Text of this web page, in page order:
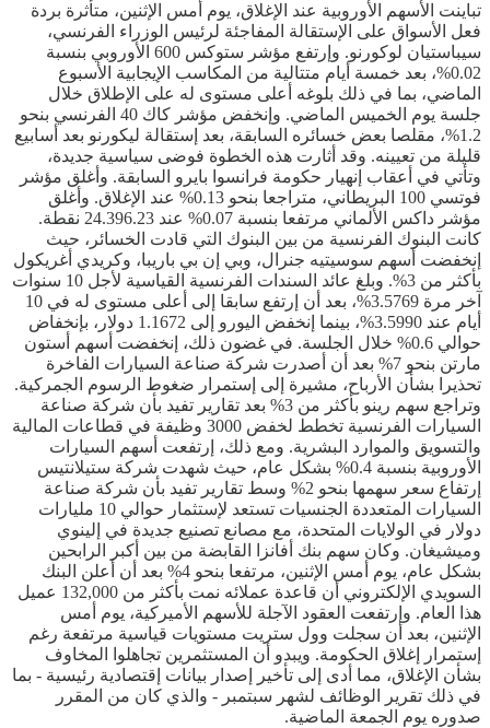
تباينت الأسهم الأوروبية عند الإغلاق، يوم أمس الإثنين، متأثرة بردة
فعل الأسواق على الإستقالة المفاجئة لرئيس الوزراء الفرنسي،
سيباستيان لوكورنو. وإرتفع مؤشر ستوكس 600 الأوروبي بنسبة
0.02%، بعد خمسة أيام متتالية من المكاسب الإيجابية الأسبوع
الماضي، بما في ذلك بلوغه أعلى مستوى له على الإطلاق خلال
جلسة يوم الخميس الماضي. وإنخفض مؤشر كاك 40 الفرنسي بنحو
1.2%، مقلصا بعض خسائره السابقة، بعد إستقالة ليكورنو بعد أسابيع
قليلة من تعيينه. وقد أثارت هذه الخطوة فوضى سياسية جديدة،
وتأتي في أعقاب إنهيار حكومة فرانسوا بايرو السابقة. وأغلق مؤشر
فوتسي 100 البريطاني، متراجعا بنحو 0.13% عند الإغلاق. وأغلق
مؤشر داكس الألماني مرتفعا بنسبة 0.07% عند 24.396.23 نقطة.
كانت البنوك الفرنسية من بين البنوك التي قادت الخسائر، حيث
إنخفضت أسهم سوسيتيه جنرال، وبي إن بي باريبا، وكريدي أغريكول
بأكثر من 3%. وبلغ عائد السندات الفرنسية القياسية لأجل 10 سنوات
آخر مرة 3.5769%، بعد أن إرتفع سابقا إلى أعلى مستوى له في 10
أيام عند 3.5990%، بينما إنخفض اليورو إلى 1.1672 دولار، بإنخفاض
حوالي 0.6% خلال الجلسة. في غضون ذلك، إنخفضت أسهم أستون
مارتن بنحو 7% بعد أن أصدرت شركة صناعة السيارات الفاخرة
تحذيرا بشأن الأرباح، مشيرة إلى إستمرار ضغوط الرسوم الجمركية.
وتراجع سهم رينو بأكثر من 3% بعد تقارير تفيد بأن شركة صناعة
السيارات الفرنسية تخطط لخفض 3000 وظيفة في قطاعات المالية
والتسويق والموارد البشرية. ومع ذلك، إرتفعت أسهم السيارات
الأوروبية بنسبة 0.4% بشكل عام، حيث شهدت شركة ستيلانتيس
إرتفاع سعر سهمها بنحو 2% وسط تقارير تفيد بأن شركة صناعة
السيارات المتعددة الجنسيات تستعد لإستثمار حوالي 10 مليارات
دولار في الولايات المتحدة، مع مصانع تصنيع جديدة في إلينوي
وميشيغان. وكان سهم بنك أفانزا القابضة من بين أكبر الرابحين
بشكل عام، يوم أمس الإثنين، مرتفعا بنحو 4% بعد أن أعلن البنك
السويدي الإلكتروني أن قاعدة عملائه نمت بأكثر من 132,000 عميل
هذا العام. وإرتفعت العقود الآجلة للأسهم الأميركية، يوم أمس
الإثنين، بعد أن سجلت وول ستريت مستويات قياسية مرتفعة رغم
إستمرار إغلاق الحكومة. ويبدو أن المستثمرين تجاهلوا المخاوف
بشأن الإغلاق، مما أدى إلى تأخير إصدار بيانات إقتصادية رئيسية - بما
في ذلك تقرير الوظائف لشهر سبتمبر - والذي كان من المقرر
صدوره يوم الجمعة الماضية.